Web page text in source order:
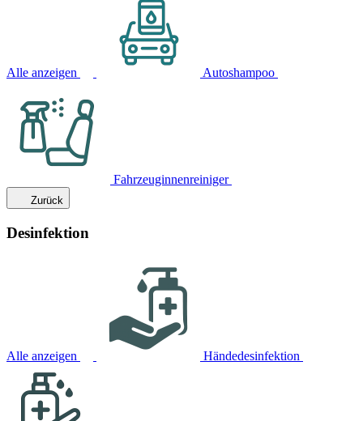
Alle anzeigen Autoshampoo
Fahrzeuginnenreiniger
Zurück
Desinfektion
Alle anzeigen Händedesinfektion